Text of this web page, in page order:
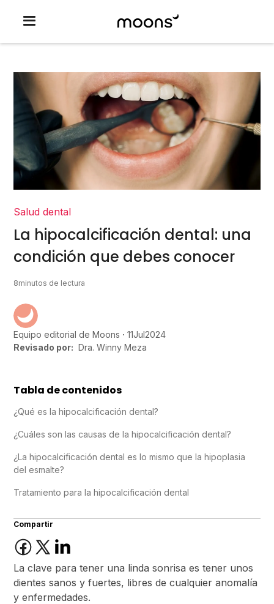
Salud dental
La hipocalcificación dental: una
condición que debes conocer
8minutos de lectura
Equipo editorial de Moons 11Jul2024
Revisado por: Dra. Winny Meza
Tabla de contenidos
¿Qué es la hipocalcificación dental?
¿Cuáles son las causas de la hipocalcificación dental?
¿La hipocalcificación dental es lo mismo que la hipoplasia
del esmalte?
Tratamiento para la hipocalcificación dental
Compartir
La clave para tener una linda sonrisa es tener unos
dientes sanos y fuertes, libres de cualquier anomalía
y enfermedades.